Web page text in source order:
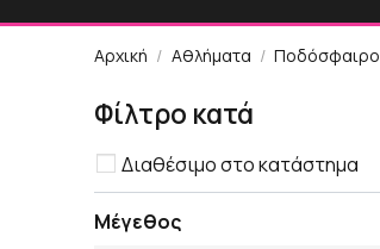
Αρχική Αθλήματα Ποδόσφαιρο
Φίλτρο κατά
Διαθέσιμο στο κατάστημα
Μέγεθος